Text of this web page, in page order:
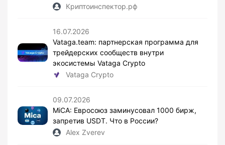
Криптоинспектор.рф
16.07.2026
Vataga.team: партнерская программа для
трейдерских сообществ внутри
экосистемы Vataga Crypto
Vataga Crypto
09.07.2026
MiCA: Евросоюз заминусовал 1000 бирж,
запретив USDT. Что в России?
Alex Zverev